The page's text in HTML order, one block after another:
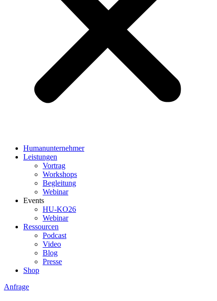
Humanunternehmer
Leistungen
Vortrag
Workshops
Begleitung
Webinar
Events
HU-KO26
Webinar
Ressourcen
Podcast
Video
Blog
Presse
Shop
Anfrage